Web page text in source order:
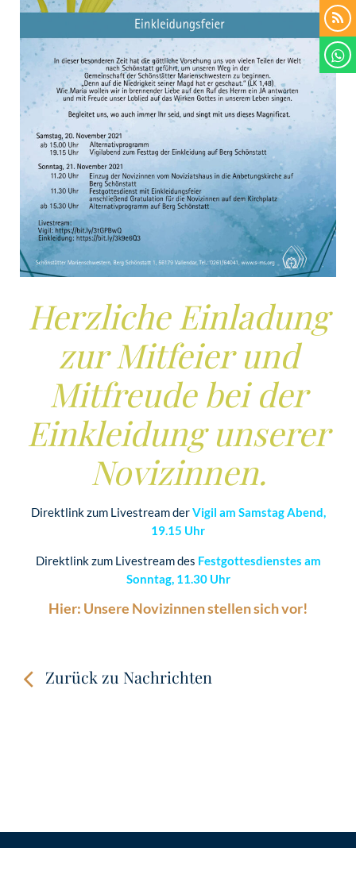
Herzliche Einladung
zur Mitfeier und
Mitfreude bei der
Einkleidung unserer
Novizinnen.
Direktlink zum Livestream derVigil am Samstag Abend,
19.15 Uhr
Direktlink zum Livestream des Festgottesdienstes am
Sonntag, 11.30 Uhr
Hier: Unsere Novizinnen stellen sich vor!
Zurück zu Nachrichten